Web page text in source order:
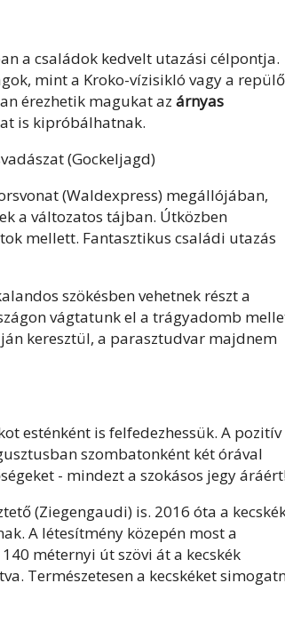
a családok kedvelt utazási célpontja.
mint a Kroko-vízisikló vagy a repülő
érezhetik magukat az árnyas
is kipróbálhatnak.
(Gockeljagd)
(Waldexpress) megállójában,
a változatos tájban. Útközben
mellett. Fantasztikus családi utazás
szökésben vehetnek részt a
vágtatunk el a trágyadomb
keresztül, a parasztudvar majdnem
esténként is felfedezhessük. A pozitív
szombatonként két órával
- mindezt a szokásos jegy
(Ziegengaudi) is. 2016 óta a
A létesítmény közepén most a
méternyi út szövi át a kecskék
Természetesen a kecskéket